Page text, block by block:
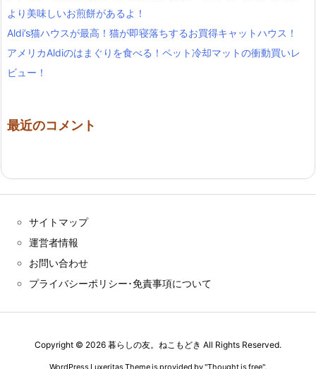
より美味しいお煎餅があるよ！
Aldi’s猫ハウスが最高！猫が即寝落ちするお買得キャットハウス！
アメリカAldiのはまぐりを食べる！ペット冷却マットの衝動買いレ
ビュー！
最近のコメント
サイトマップ
運営者情報
お問い合わせ
プライバシーポリシー･免責事項について
Copyright © 2026 暮らしの友。ねこもどき All Rights Reserved.
WordPress Luxeritas Theme is provided by "Thought is free".